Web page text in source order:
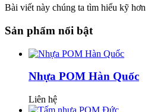
Bài viết này chúng ta tìm hiểu kỹ
Sản phẩm nổi bật
Nhựa POM Hàn Quốc
Liên hệ